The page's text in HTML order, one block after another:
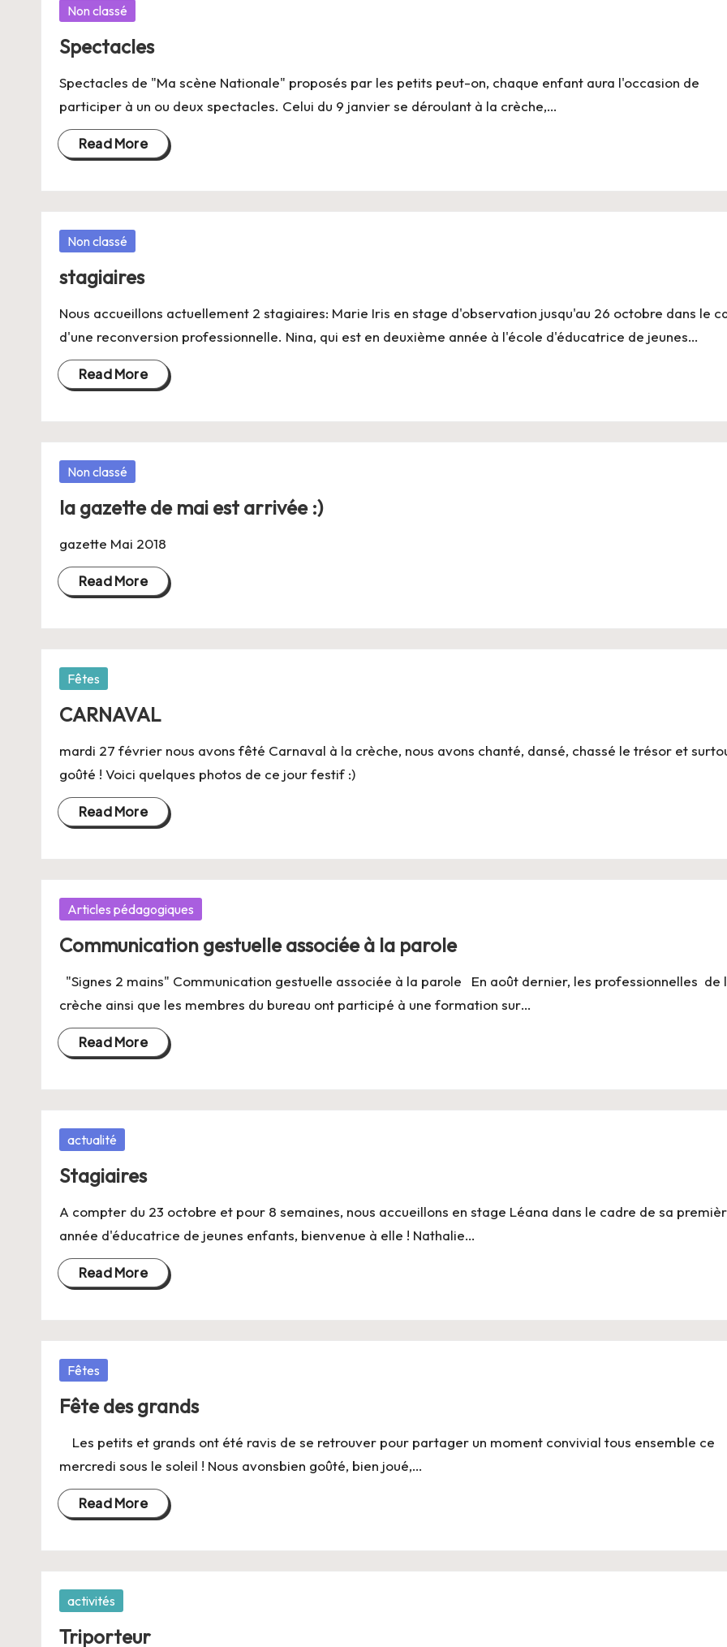
Posted
Non classé
Spectacles
Spectacles de "Ma scène Nationale" proposés par les petits peut-on, chaque enfant aura l'occasion de
participer à un ou deux spectacles. Celui du 9 janvier se déroulant à la crèche,…
Read More
Posted
Non classé
stagiaires
Nous accueillons actuellement 2 stagiaires: Marie Iris en stage d'observation jusqu'au 26 octobre dans le
d'une reconversion professionnelle. Nina, qui est en deuxième année à l'école d'éducatrice de jeunes…
Read More
Posted
Non classé
la gazette de mai est arrivée :)
gazette Mai 2018
Read More
Posted
Fêtes
CARNAVAL
mardi 27 février nous avons fêté Carnaval à la crèche, nous avons chanté, dansé, chassé le trésor et
goûté ! Voici quelques photos de ce jour festif :)
Read More
Posted
Articles pédagogiques
Communication gestuelle associée à la parole
"Signes 2 mains" Communication gestuelle associée à la parole En août dernier, les professionnelles de
crèche ainsi que les membres du bureau ont participé à une formation sur…
Read More
Posted
actualité
Stagiaires
A compter du 23 octobre et pour 8 semaines, nous accueillons en stage Léana dans le cadre de sa
année d'éducatrice de jeunes enfants, bienvenue à elle ! Nathalie…
Read More
Posted
Fêtes
Fête des grands
Les petits et grands ont été ravis de se retrouver pour partager un moment convivial tous ensemble ce
mercredi sous le soleil ! Nous avonsbien goûté, bien joué,…
Read More
Posted
activités
Triporteur